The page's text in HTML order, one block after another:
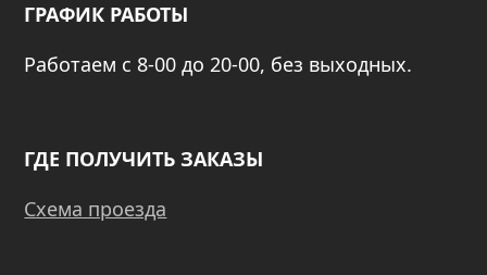
ГРАФИК РАБОТЫ
Работаем с 8-00 до 20-00, без выходных.
ГДЕ ПОЛУЧИТЬ ЗАКАЗЫ
Схема проезда